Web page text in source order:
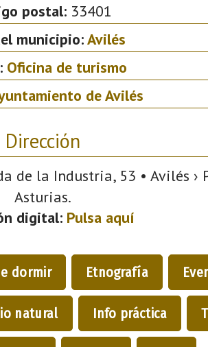
postal: 33401
municipio:Avilés
Oficina de turismo
de Avilés
Dirección
de la Industria, 53 • Avilés ›
Asturias.
digital: Pulsa aquí
dormir Etnografía
natural Info práctica